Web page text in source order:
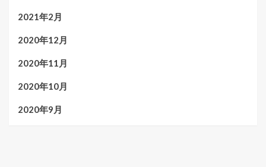
2021年2月
2020年12月
2020年11月
2020年10月
2020年9月